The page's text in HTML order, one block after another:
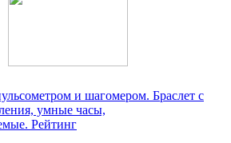
и шагомером. Браслет с
умные часы,
Рейтинг